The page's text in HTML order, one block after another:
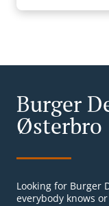
Burger
Østerbro
Looking for Burger
everybody knows